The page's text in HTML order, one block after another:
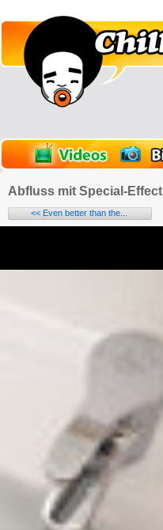
Abfluss mit Special-Effect
<< Even better than the...